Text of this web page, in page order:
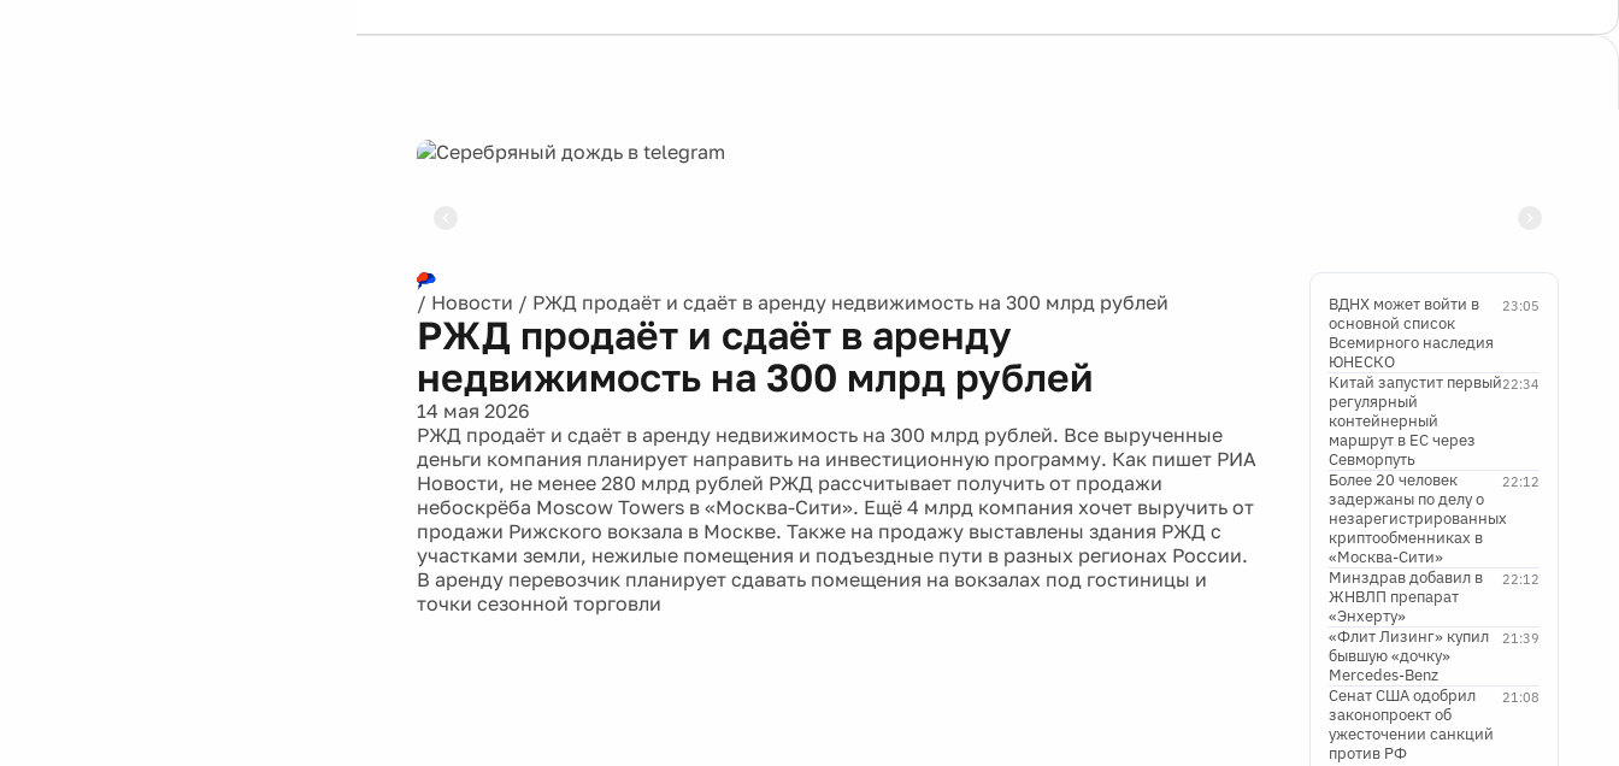
/ Новости / РЖД продаёт и сдаёт в аренду недвижимость на 300 млрд рублей
РЖД продаёт и сдаёт в аренду
недвижимость на 300 млрд рублей
14 мая 2026
РЖД продаёт и сдаёт в аренду недвижимость на 300 млрд рублей. Все вырученные
деньги компания планирует направить на инвестиционную программу. Как пишет РИА
Новости, не менее 280 млрд рублей РЖД рассчитывает получить от продажи
небоскрёба Moscow Towers в «Москва-Сити». Ещё 4 млрд компания хочет выручить от
продажи Рижского вокзала в Москве. Также на продажу выставлены здания РЖД с
участками земли, нежилые помещения и подъездные пути в разных регионах России.
В аренду перевозчик планирует сдавать помещения на вокзалах под гостиницы и
точки сезонной торговли
23:05
ВДНХ может войти в
основной список
Всемирного наследия
ЮНЕСКО
22:34
Китай запустит первый
регулярный
контейнерный
маршрут в ЕС через
Севморпуть
22:12
Более 20 человек
задержаны по делу о
незарегистрированных
криптообменниках в
«Москва-Сити»
22:12
Минздрав добавил в
ЖНВЛП препарат
«Энхерту»
21:39
«Флит Лизинг» купил
бывшую «дочку»
Mercedes-Benz
21:08
Сенат США одобрил
законопроект об
ужесточении санкций
против РФ